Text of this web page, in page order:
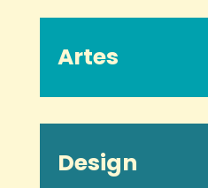
Artes
Design